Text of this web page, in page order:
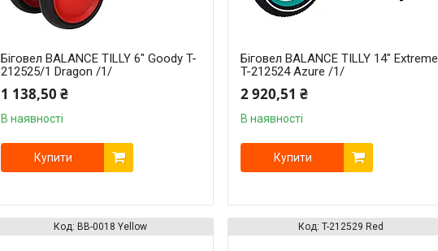
Біговел BALANCE TILLY 6" Goody T-
212525/1 Dragon /1/
1 138,50 ₴
В наявності
Купити
Біговел BALANCE TILLY 14" Extreme
T-212524 Azure /1/
2 920,51 ₴
В наявності
Купити
BB-0018 Yellow T-212529 Red